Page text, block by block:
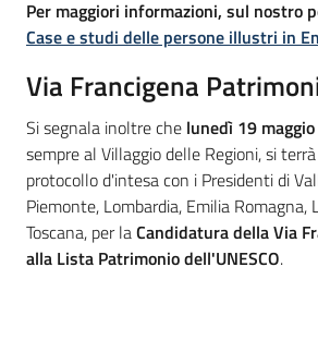
Per maggiori informazioni, sul nostro
Case e studi delle persone illustri in
Via Francigena
Si segnala inoltre che lunedì 19
sempre al Villaggio delle Regioni, si
protocollo d'intesa con i Presidenti di
Piemonte, Lombardia, Emilia Romagna,
Toscana, per laCandidatura dellaVia
alla Lista Patrimonio dell'UNESCO.